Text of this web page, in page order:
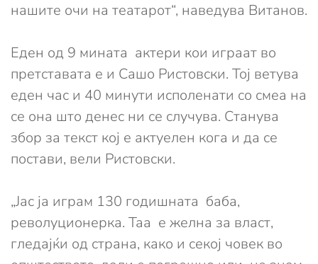
нашите очи на театарот“, наведува Витанов.
Еден од 9 мината актери кои играат во
претставата е и Сашо Ристовски. Тој ветува
еден час и 40 минути исполенати со смеа на
се она што денес ни се случува. Станува
збор за текст кој е актуелен кога и да се
постави, вели Ристовски.
„Јас ја играм 130 годишната баба,
револуционерка. Таа е желна за власт,
гледајќи од страна, како и секој човек во